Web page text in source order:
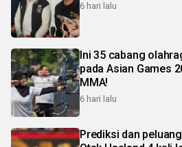
6 hari lalu
Ini 35 cabang
pada Asian Games
MMA!
6 hari lalu
Prediksi dan